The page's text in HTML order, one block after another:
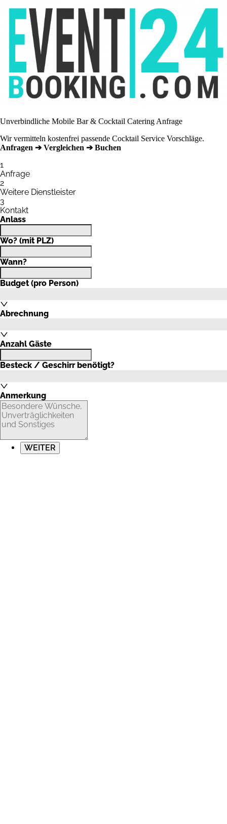
Unverbindliche Mobile Bar & Cocktail Catering Anfrage
Wir vermitteln kostenfrei passende Cocktail Service Vorschläge.
Anfragen ➔ Vergleichen ➔ Buchen